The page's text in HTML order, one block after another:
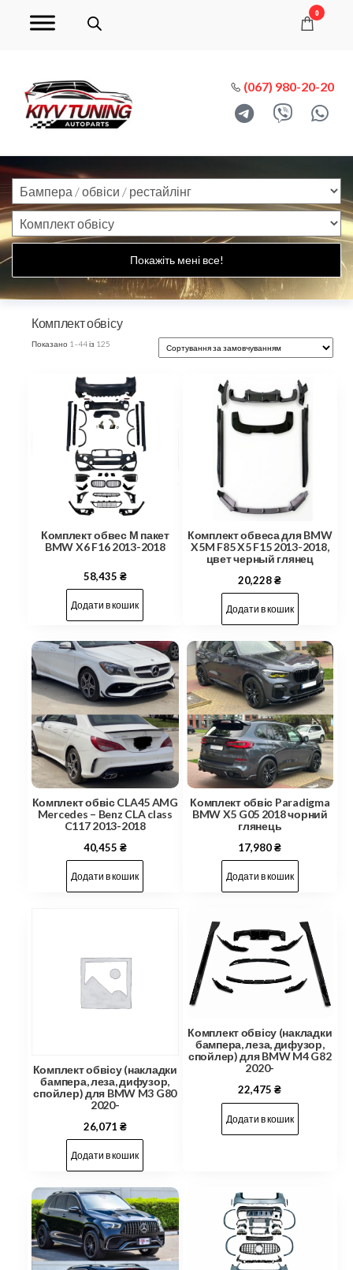
0
(067) 980-20-20
Покажіть мені все!
Комплект обвісу
Показано 1–44 із 125
Комплект обвес М пакет
BMW X6 F16 2013-2018
58,435 ₴
Додати в кошик
Комплект обвеса для BMW
X5M F85 X5 F15 2013-2018,
цвет черный глянец
20,228₴
Додати в кошик
Комплект обвіс CLA45 AMG
Mercedes – Benz CLA class
C117 2013-2018
40,455 ₴
Додати в кошик
Комплект обвіс Paradigma
BMW X5 G05 2018 чорний
глянець
17,980₴
Додати в кошик
Комплект обвісу (накладки
бампера, леза, дифузор,
спойлер) для BMW M3 G80
2020-
26,071 ₴
Додати в кошик
Комплект обвісу (накладки
бампера, леза, дифузор,
спойлер) для BMW M4 G82
2020-
22,475₴
Додати в кошик